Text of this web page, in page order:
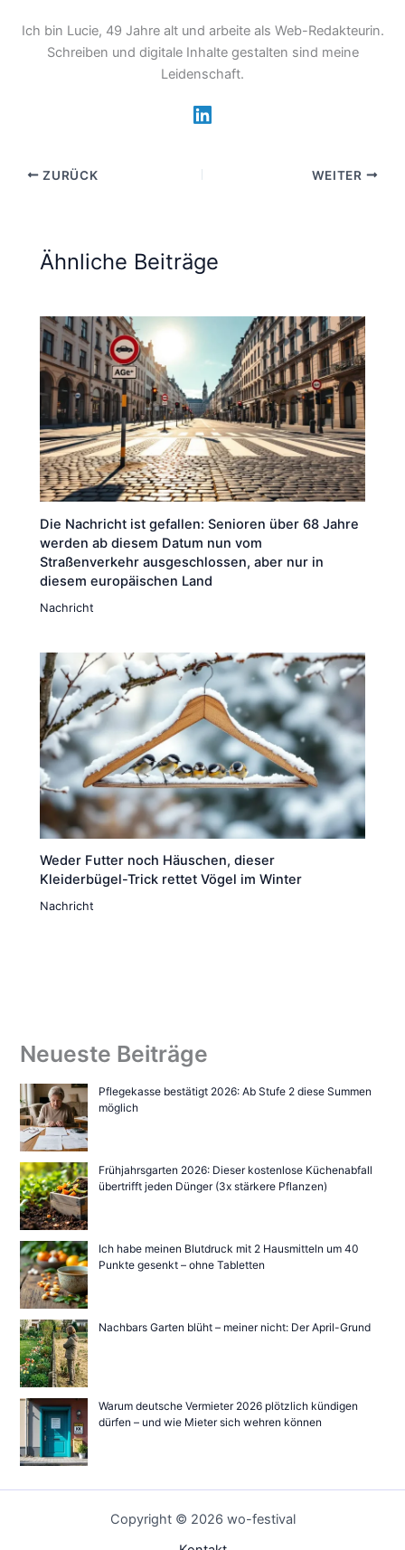
Ich bin Lucie, 49 Jahre alt und arbeite als Web-Redakteurin.
Schreiben und digitale Inhalte gestalten sind meine
Leidenschaft.
ZURÜCK WEITER
Ähnliche Beiträge
Die Nachricht ist gefallen: Senioren über 68 Jahre
werden ab diesem Datum nun vom
Straßenverkehr ausgeschlossen, aber nur in
diesem europäischen Land
Nachricht
Weder Futter noch Häuschen, dieser
Kleiderbügel-Trick rettet Vögel im Winter
Nachricht
Neueste Beiträge
Pflegekasse bestätigt 2026: Ab Stufe 2 diese Summen
möglich
Frühjahrsgarten 2026: Dieser kostenlose Küchenabfall
übertrifft jeden Dünger (3x stärkere Pflanzen)
Ich habe meinen Blutdruck mit 2 Hausmitteln um 40
Punkte gesenkt – ohne Tabletten
Nachbars Garten blüht – meiner nicht: Der April-Grund
Warum deutsche Vermieter 2026 plötzlich kündigen
dürfen – und wie Mieter sich wehren können
Copyright © 2026 wo-festival